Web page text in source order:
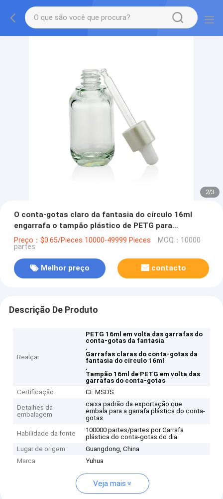
2/3
O conta-gotas claro da fantasia do círculo 16ml
engarrafa o tampão plástico de PETG para
cosméticos
Preço：$0.65/Pieces 10000-49999 Pieces MOQ：10000
partes
Melhor preço contacto
Descrição De Produto
Realçar
PETG 16ml em volta das garrafas do
conta-gotas da fantasia
,
Garrafas claras do conta-gotas da
fantasia do círculo 16ml
,
Tampão 16ml de PETG em volta das
garrafas do conta-gotas
Certificação
CE MSDS
Detalhes da
embalagem
caixa padrão da exportação que
embala para a garrafa plástica do conta-
gotas
Habilidade da fonte
100000 partes/partes por Garrafa
plástica do conta-gotas do dia
Lugar de origem
Guangdong, China
Marca
Yuhua
Veja mais